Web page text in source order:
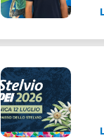
RE STELVIO MAPEI